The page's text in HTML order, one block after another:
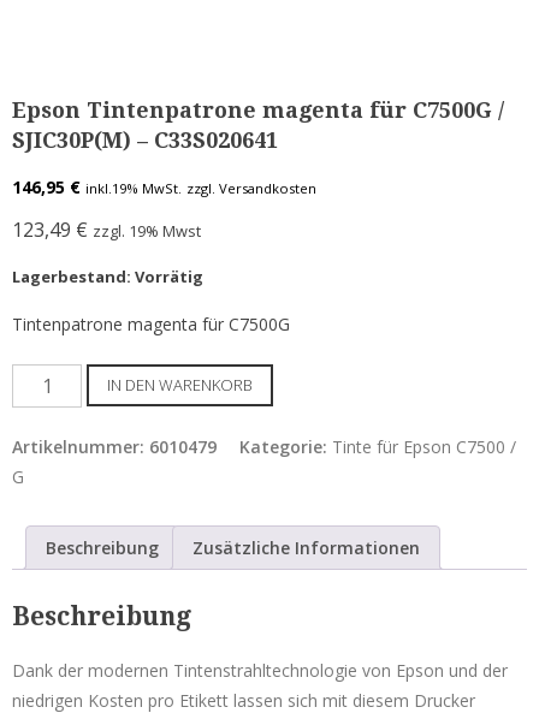
Epson Tintenpatronen & Zubehör
Tinte für Epson C3500
Tinte für Epson C4000
Tinte für Epson C6000 / C6500
Tinte für Epson C7500 / G
Tinte für Epson GP-C831
Tinte für Epson C8000
ColorWorks Info
Anwenderberichte
Besucherausweise & Tickets
Hofläden
Epson Tintenpatrone magenta für C7500G /
SJIC30P(M) – C33S020641
146,95 € inkl.19% MwSt. zzgl. Versandkosten
123,49 € zzgl. 19% Mwst
Lagerbestand: Vorrätig
Tintenpatrone magenta für C7500G
Epson
Tintenpatrone
magenta
für
SJIC30P(M)
C33S020641
IN DEN WARENKORB
Artikelnummer: 6010479 Kategorie: Tinte für Epson C7500 /
G
Beschreibung Zusätzliche Informationen
Beschreibung
Dank der modernen Tintenstrahltechnologie von Epson und der
niedrigen Kosten pro Etikett lassen sich mit diesem Drucker